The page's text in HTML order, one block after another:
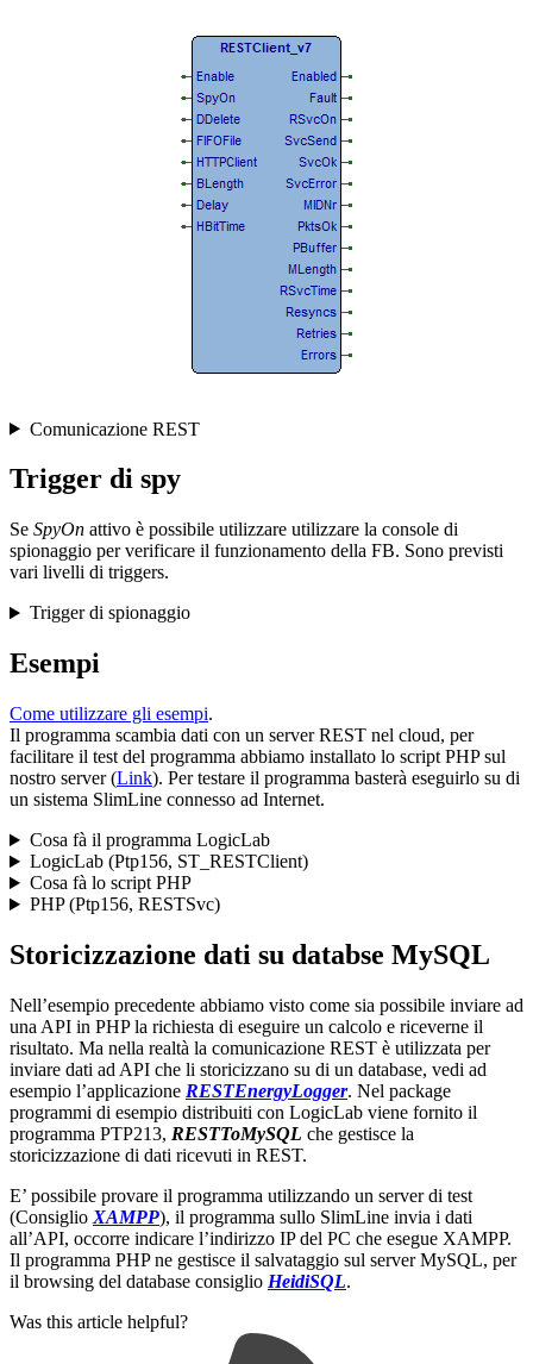
Comunicazione REST
Trigger di spy
Se SpyOn attivo è possibile utilizzare utilizzare la console di
spionaggio per verificare il funzionamento della FB. Sono previsti
vari livelli di triggers.
Trigger di spionaggio
Esempi
Come utilizzare gli esempi.
Il programma scambia dati con un server REST nel cloud, per
facilitare il test del programma abbiamo installato lo script PHP sul
nostro server (Link). Per testare il programma basterà eseguirlo su di
un sistema SlimLine connesso ad Internet.
Cosa fà il programma LogicLab
LogicLab (Ptp156, ST_RESTClient)
Cosa fà lo script PHP
PHP (Ptp156, RESTSvc)
Storicizzazione dati su databse MySQL
Nell’esempio precedente abbiamo visto come sia possibile inviare ad
una API in PHP la richiesta di eseguire un calcolo e riceverne il
risultato. Ma nella realtà la comunicazione REST è utilizzata per
inviare dati ad API che li storicizzano su di un database, vedi ad
esempio l’applicazione RESTEnergyLogger. Nel package
programmi di esempio distribuiti con LogicLab viene fornito il
programma PTP213, RESTToMySQL che gestisce la
storicizzazione di dati ricevuti in REST.
E’ possibile provare il programma utilizzando un server di test
(Consiglio XAMPP), il programma sullo SlimLine invia i dati
all’API, occorre indicare l’indirizzo IP del PC che esegue XAMPP.
Il programma PHP ne gestisce il salvataggio sul server MySQL, per
il browsing del database consiglio HeidiSQL.
Was this article helpful?